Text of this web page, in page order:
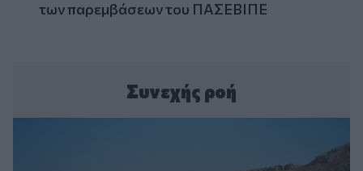
των παρεμβάσεων του ΠΑΣΕΒΙΠΕ
Συνεχής ροή